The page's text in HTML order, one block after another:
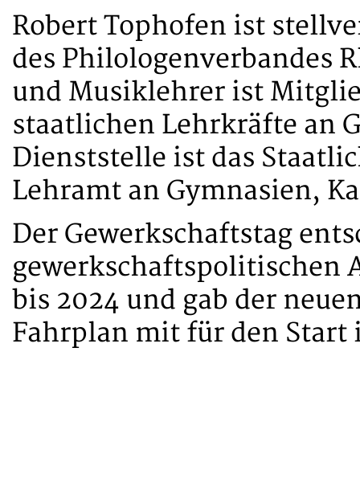
Robert Tophofen ist
des Philologenverbandes
und Musiklehrer ist
staatlichen Lehrkräfte an
Dienststelle ist das
Lehramt an Gymnasien,
Der Gewerkschaftstag
gewerkschaftspolitischen
bis 2024 und gab der
Fahrplan mit für den Start